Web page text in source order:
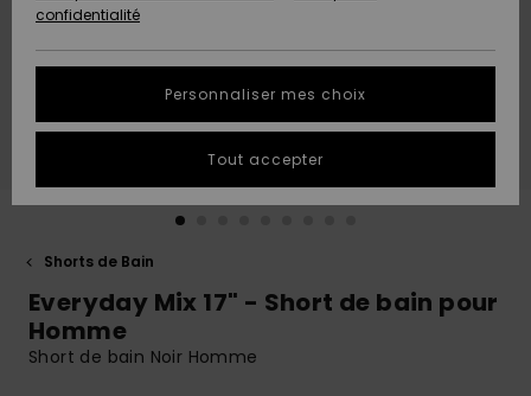
A
Découvrir
A
Découvrir
Communauté
tailles
conversation
plus rapide
MAGASINS
QUIKSILVER
Shorts de Bain
Everyday Mix 17" - Short de bain pour
Homme
Short de bain Noir Homme
confidentialité
Personnaliser mes choix
Tout accepter